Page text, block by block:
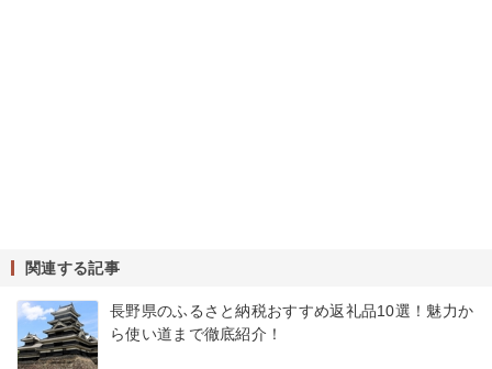
関連する記事
長野県のふるさと納税おすすめ返礼品10選！魅力か
ら使い道まで徹底紹介！